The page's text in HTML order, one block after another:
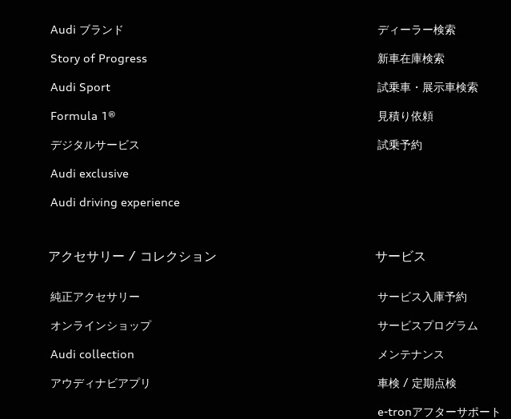
Audi ブランド
Story of Progress
Audi Sport
Formula 1®
デジタルサービス
Audi exclusive
Audi driving experience
ディーラー検索
新車在庫検索
試乗車・展示車検索
見積り依頼
試乗予約
アクセサリー / コレクション
純正アクセサリー
オンラインショップ
Audi collection
アウディナビアプリ
サービス
サービス入庫予約
サービスプログラム
メンテナンス
車検 / 定期点検
e-tronアフターサポート